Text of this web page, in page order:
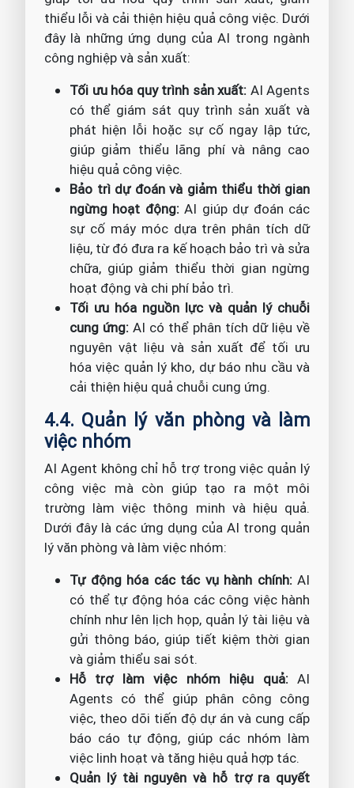
thiểu lỗi và cải thiện hiệu quả công việc. Dưới
đây là những ứng dụng của AI trong ngành
công nghiệp và sản xuất:
Tối ưu hóa quy trình sản xuất: AI Agents
có thể giám sát quy trình sản xuất và
phát hiện lỗi hoặc sự cố ngay lập tức,
giúp giảm thiểu lãng phí và nâng cao
hiệu quả công việc.
Bảo trì dự đoán và giảm thiểu thời gian
ngừng hoạt động:AI giúp dự đoán các
sự cố máy móc dựa trên phân tích dữ
liệu, từ đó đưa ra kế hoạch bảo trì và sửa
chữa, giúp giảm thiểu thời gian ngừng
hoạt động và chi phí bảo trì.
Tối ưu hóa nguồn lực và quản lý chuỗi
cung ứng: AI có thể phân tích dữ liệu về
nguyên vật liệu và sản xuất để tối ưu
hóa việc quản lý kho, dự báo nhu cầu và
cải thiện hiệu quả chuỗi cung ứng.
4.4. Quản lý văn phòng và làm
việc nhóm
AI Agent không chỉ hỗ trợ trong việc quản lý
công việc mà còn giúp tạo ra một môi
trường làm việc thông minh và hiệu quả.
Dưới đây là các ứng dụng của AI trong quản
lý văn phòng và làm việc nhóm:
Tự động hóa các tác vụ hành chính:AI
có thể tự động hóa các công việc hành
chính như lên lịch họp, quản lý tài liệu và
gửi thông báo, giúp tiết kiệm thời gian
và giảm thiểu sai sót.
Hỗ trợ làm việc nhóm hiệu quả:AI
Agents có thể giúp phân công công
việc, theo dõi tiến độ dự án và cung cấp
báo cáo tự động, giúp các nhóm làm
việc linh hoạt và tăng hiệu quả hợp tác.
Quản lý tài nguyên và hỗ trợ ra quyết